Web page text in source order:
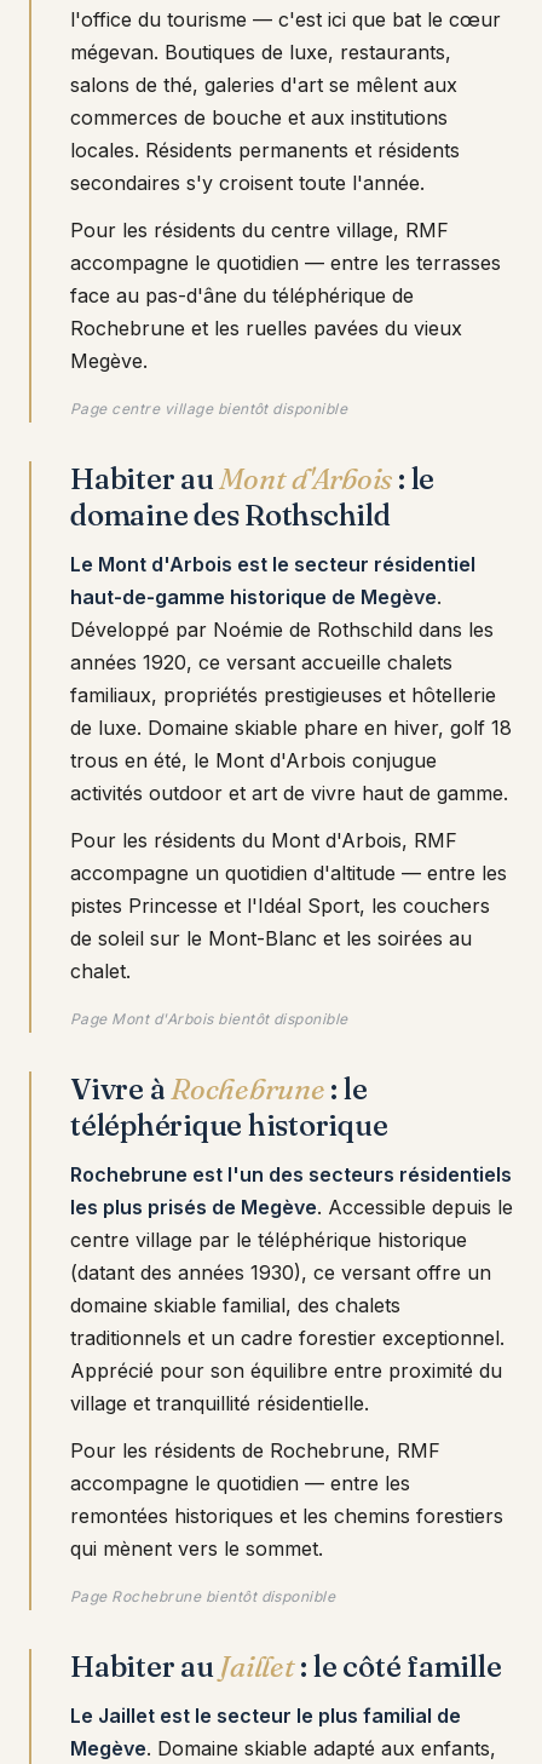
l'office du tourisme — c'est ici que bat le cœur
mégevan. Boutiques de luxe, restaurants,
salons de thé, galeries d'art se mêlent aux
commerces de bouche et aux institutions
locales. Résidents permanents et résidents
secondaires s'y croisent toute l'année.
Pour les résidents du centre village, RMF
accompagne le quotidien — entre les terrasses
face au pas-d'âne du téléphérique de
Rochebrune et les ruelles pavées du vieux
Megève.
Page centre village bientôt disponible
Habiter auMont d'Arbois : le
domaine des Rothschild
Le Mont d'Arbois est le secteur résidentiel
haut-de-gamme historique de Megève.
Développé par Noémie de Rothschild dans les
années 1920, ce versant accueille chalets
familiaux, propriétés prestigieuses et hôtellerie
de luxe. Domaine skiable phare en hiver, golf 18
trous en été, le Mont d'Arbois conjugue
activités outdoor et art de vivre haut de gamme.
Pour les résidents du Mont d'Arbois, RMF
accompagne un quotidien d'altitude — entre les
pistes Princesse et l'Idéal Sport, les couchers
de soleil sur le Mont-Blanc et les soirées au
chalet.
Page Mont d'Arbois bientôt disponible
Vivre àRochebrune : le
téléphérique historique
Rochebrune est l'un des secteurs résidentiels
les plus prisés de Megève. Accessible depuis le
centre village par le téléphérique historique
(datant des années 1930), ce versant offre un
domaine skiable familial, des chalets
traditionnels et un cadre forestier exceptionnel.
Apprécié pour son équilibre entre proximité du
village et tranquillité résidentielle.
Pour les résidents de Rochebrune, RMF
accompagne le quotidien — entre les
remontées historiques et les chemins forestiers
qui mènent vers le sommet.
Page Rochebrune bientôt disponible
Habiter au Jaillet: le côté famille
Le Jaillet est le secteur le plus familial de
Megève. Domaine skiable adapté aux enfants,